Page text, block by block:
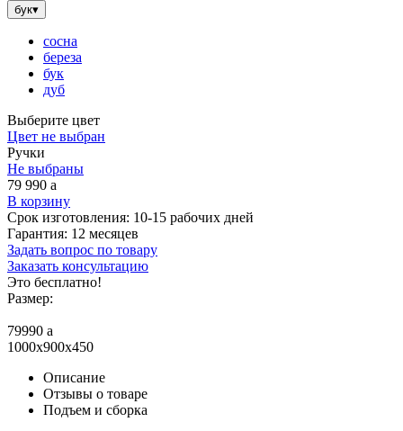
бук▾
сосна
береза
бук
дуб
Выберите цвет
Цвет не выбран
Ручки
Не выбраны
79 990 a
В корзину
Срок изготовления: 10-15 рабочих дней
Гарантия: 12 месяцев
Задать вопрос по товару
Заказать консультацию
Это бесплатно!
Размер:
79990 a
1000x900x450
Описание
Отзывы о товаре
Подъем и сборка